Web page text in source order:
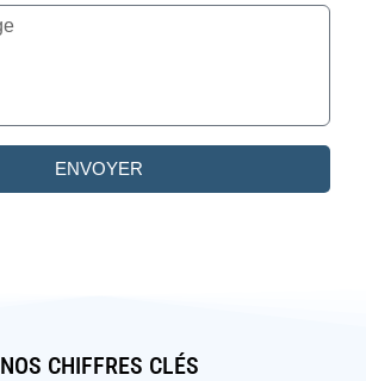
ENVOYER
NOS CHIFFRES CLÉS